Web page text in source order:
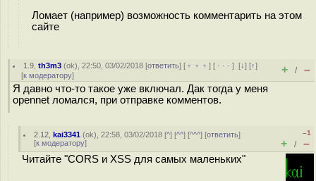
Ломает (например) возможность комментарить на этом
сайте
1.9 ,th3m3 (ok), 22:50, 03/02/2018 [ответить] [ ﹢﹢﹢] [ · · ·][↓] [↑]
[к модератору] + / –
Я давно что-то такое уже включал. Дак тогда у меня
opennet ломался, при отправке комментов.
2.12 ,kai3341 (ok), 22:58, 03/02/2018 [^] [^^] [^^^] [ответить]
[к модератору]
–1
+ / –
Читайте "CORS и XSS для самых маленьких"